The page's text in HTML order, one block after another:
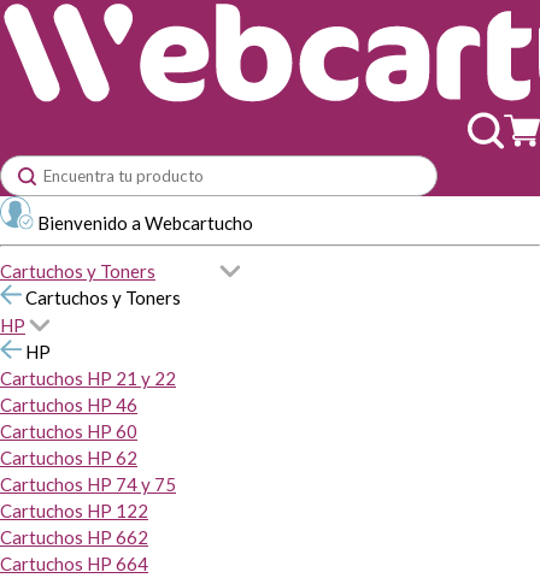
Bienvenido a Webcartucho
Cartuchos y Toners
Cartuchos y Toners
HP
HP
Cartuchos HP 21 y 22
Cartuchos HP 46
Cartuchos HP 60
Cartuchos HP 62
Cartuchos HP 74 y 75
Cartuchos HP 122
Cartuchos HP 662
Cartuchos HP 664